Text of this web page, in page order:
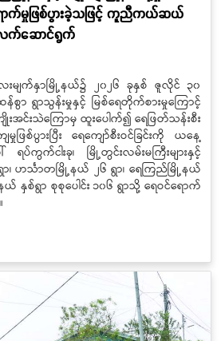
ရောက်မှုဖြစ်ပွားခဲ့သဖြင့် ကူညီကယ်ဆယ်
လက်ဆောင်ရွက်
းမျက်နှာမြို့နယ်၌ ၂၀၂၆ ခုနှစ် ဇူလိုင် ၃၀
ာ ရွာသွန်းမှုနှင့် မြစ်ရေတိုက်စားမှုကြောင့်
အင်းသဲကြောမှ ထူးပေါက်၍ ရေဖြတ်သန်းစီး
စ်ပွားပြီး ရေကျော်စီးဝင်ခြင်းကို ယနေ့
ပ်ကွက်ငါးခု၊ မြို့တွင်းလမ်းမကြီးများနှင့်
ာ၊ ဟင်္သာတမြို့နယ် ၂၆ ရွာ၊ ရေကြည်မြို့နယ်
ယ် နှစ်ရွာ စုစုပေါင်း ၁၀၆ ရွာသို့ ရေဝင်ရောက်